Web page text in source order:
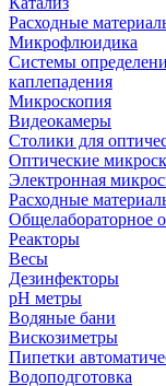
Расходные
Микрофлюидика
Системы
каплепадения
Микроскопия
Видеокамеры
Столики для
Оптические
Электронная
Расходные
Общелабораторное
Реакторы
Весы
Дезинфекторы
рН метры
Водяные бани
Вискозиметры
Пипетки
Водоподготовка